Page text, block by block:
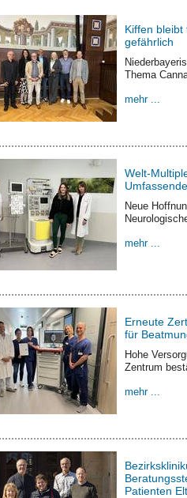
Kiffen bleibt
gefährlich
Thema
mehr ...
Welt-
Neue
mehr ...
Erneute
für
Hohe
Zentrum
mehr ...
Patienten